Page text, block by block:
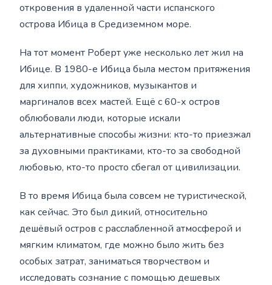
откровения в удаленной части испанского
острова Ибица в Средиземном море.
На тот момент Роберт уже несколько лет жил на
Ибице. В 1980-е Ибица была местом притяжения
для хиппи, художников, музыкантов и
маргиналов всех мастей. Ещё с 60-х остров
облюбовали люди, которые искали
альтернативные способы жизни: кто-то приезжал
за духовными практиками, кто-то за свободной
любовью, кто-то просто сбегал от цивилизации.
В то время Ибица была совсем не туристической,
как сейчас. Это был дикий, относительно
дешёвый остров с расслабленной атмосферой и
мягким климатом, где можно было жить без
особых затрат, заниматься творчеством и
исследовать сознание с помощью дешевых